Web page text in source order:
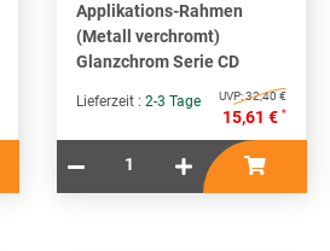
Applikations-Rahmen
(Metall verchromt)
Glanzchrom Serie CD
Lieferzeit : 2-3 Tage UVP:32,40 €
15,61 € *